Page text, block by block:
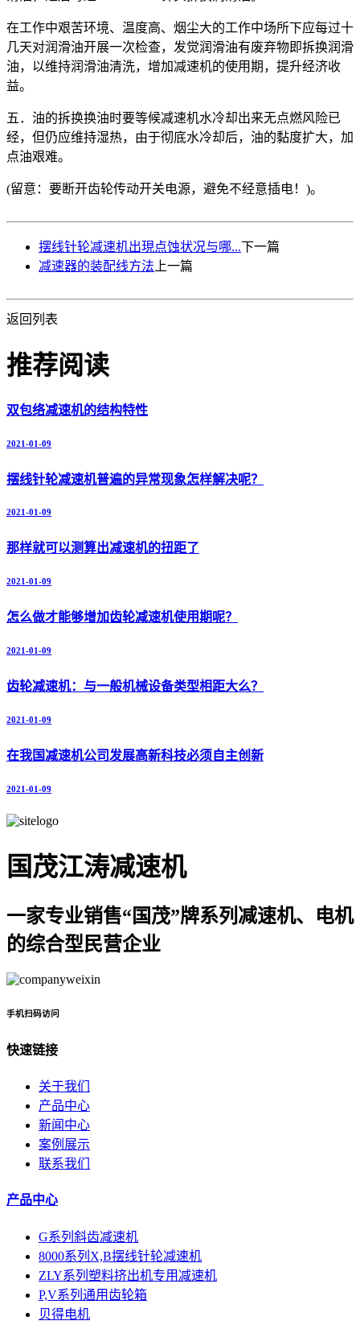
在工作中艰苦环境、温度高、烟尘大的工作中场所下应每过十
几天对润滑油开展一次检查，发觉润滑油有废弃物即拆换润滑
油，以维持润滑油清洗，增加减速机的使用期，提升经济收
益。
五．油的拆换换油时要等候减速机水冷却出来无点燃风险已
经，但仍应维持湿热，由于彻底水冷却后，油的黏度扩大，加
点油艰难。
(留意：要断开齿轮传动开关电源，避免不经意插电！)。
摆线针轮减速机出現点蚀状况与哪...下一篇
减速器的装配线方法 上一篇
返回列表
推荐阅读
双包络减速机的结构特性
2021-01-09
摆线针轮减速机普遍的异常现象怎样解决呢？
2021-01-09
那样就可以测算出减速机的扭距了
2021-01-09
怎么做才能够增加齿轮减速机使用期呢？
2021-01-09
齿轮减速机：与一般机械设备类型相距大么？
2021-01-09
在我国减速机公司发展高新科技必须自主创新
2021-01-09
国茂江涛减速机
一家专业销售“国茂”牌系列减速机、电机
的综合型民营企业
手机扫码访问
快速链接
关于我们
产品中心
新闻中心
案例展示
联系我们
产品中心
G系列斜齿减速机
8000系列X,B摆线针轮减速机
ZLY系列塑料挤出机专用减速机
P,V系列通用齿轮箱
贝得电机